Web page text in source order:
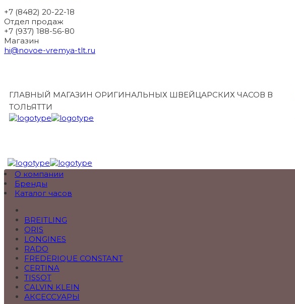
+7 (8482) 20-22-18
Отдел продаж
+7 (937) 188-56-80
Магазин
hi@novoe-vremya-tlt.ru
ГЛАВНЫЙ МАГАЗИН ОРИГИНАЛЬНЫХ ШВЕЙЦАРСКИХ ЧАСОВ В
ТОЛЬЯТТИ
О компании
Бренды
Каталог часов
BREITLING
ORIS
LONGINES
RADO
FREDERIQUE CONSTANT
CERTINA
TISSOT
CALVIN KLEIN
АКСЕССУАРЫ